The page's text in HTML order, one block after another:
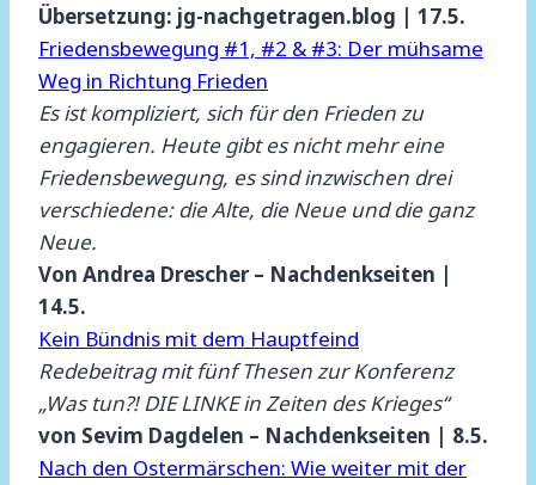
Übersetzung: jg-nachgetragen.blog | 17.5.
Friedensbewegung #1, #2 & #3: Der mühsame
Weg in Richtung Frieden
Es ist kompliziert, sich für den Frieden zu
engagieren. Heute gibt es nicht mehr eine
Friedensbewegung, es sind inzwischen drei
verschiedene: die Alte, die Neue und die ganz
Neue.
Von Andrea Drescher – Nachdenkseiten |
14.5.
Kein Bündnis mit dem Hauptfeind
Redebeitrag mit fünf Thesen zur Konferenz
„Was tun?! DIE LINKE in Zeiten des Krieges“
von Sevim Dagdelen – Nachdenkseiten | 8.5.
Nach den Ostermärschen: Wie weiter mit der